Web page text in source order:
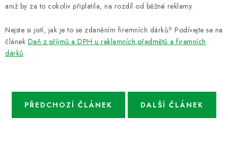
aniž by za to cokoliv připlatila, na rozdíl od běžné reklamy.
Nejste si jistí, jak je to se zdaněním firemních dárků? Podívejte se na
článek Daň z příjmů a DPH u reklamních předmětů a firemních
dárků.
PŘEDCHOZÍ ČLÁNEK DALŠÍ ČLÁNEK